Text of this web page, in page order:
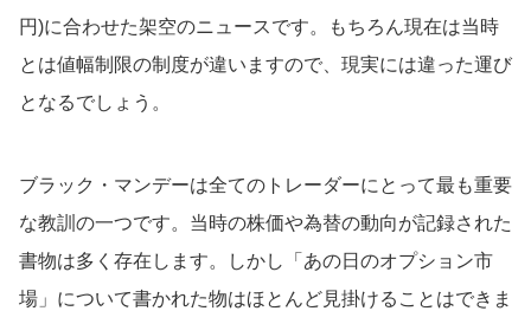
円)に合わせた架空のニュースです。もちろん現在は当時
とは値幅制限の制度が違いますので、現実には違った運び
となるでしょう。
ブラック・マンデーは全てのトレーダーにとって最も重要
な教訓の一つです。当時の株価や為替の動向が記録された
書物は多く存在します。しかし「あの日のオプション市
場」について書かれた物はほとんど見掛けることはできま